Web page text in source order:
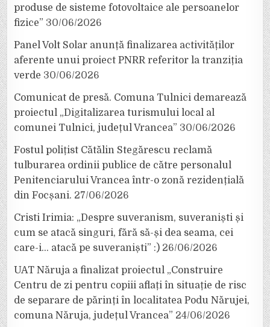
produse de sisteme fotovoltaice ale persoanelor
fizice” 30/06/2026
Panel Volt Solar anunță finalizarea activităților
aferente unui proiect PNRR referitor la tranziția
verde 30/06/2026
Comunicat de presă. Comuna Tulnici demarează
proiectul „Digitalizarea turismului local al
comunei Tulnici, județul Vrancea” 30/06/2026
Fostul polițist Cătălin Stegărescu reclamă
tulburarea ordinii publice de către personalul
Penitenciarului Vrancea într-o zonă rezidențială
din Focșani. 27/06/2026
Cristi Irimia: „Despre suveranism, suveraniști și
cum se atacă singuri, fără să-și dea seama, cei
care-i… atacă pe suveraniști” :) 26/06/2026
UAT Năruja a finalizat proiectul „Construire
Centru de zi pentru copiii aflați în situație de risc
de separare de părinți în localitatea Podu Nărujei,
comuna Năruja, județul Vrancea” 24/06/2026